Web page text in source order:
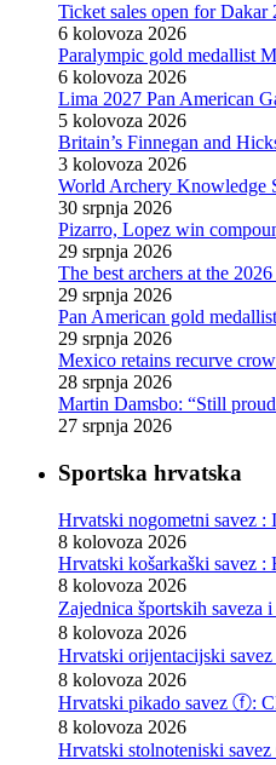
Ticket sales open for
6 kolovoza 2026
Paralympic gold medallist
6 kolovoza 2026
Lima 2027 Pan American
5 kolovoza 2026
Britain’s Finnegan and
3 kolovoza 2026
World Archery Knowledge
30 srpnja 2026
Pizarro, Lopez win
29 srpnja 2026
The best archers at the
29 srpnja 2026
Pan American gold
29 srpnja 2026
Mexico retains recurve
28 srpnja 2026
Martin Damsbo: “Still
27 srpnja 2026
Sportska hrvatska
Hrvatski nogometni savez :
8 kolovoza 2026
Hrvatski košarkaški savez :
8 kolovoza 2026
Zajednica športskih
8 kolovoza 2026
Hrvatski orijentacijski
8 kolovoza 2026
Hrvatski pikado savez ⓕ:
8 kolovoza 2026
Hrvatski stolnoteniski